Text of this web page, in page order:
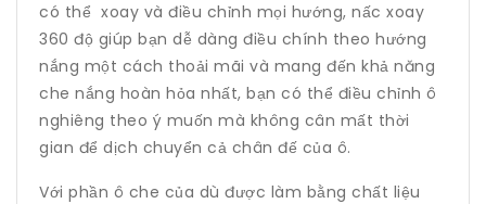
có thể xoay và điều chỉnh mọi hướng, nấc xoay
360 độ giúp bạn dễ dàng điều chính theo hướng
nắng một cách thoải mãi và mang đến khả năng
che nắng hoàn hỏa nhất, bạn có thể điều chỉnh ô
nghiêng theo ý muốn mà không cân mất thời
gian để dịch chuyển cả chân đế của ô.
Với phần ô che của dù được làm bằng chất liệu